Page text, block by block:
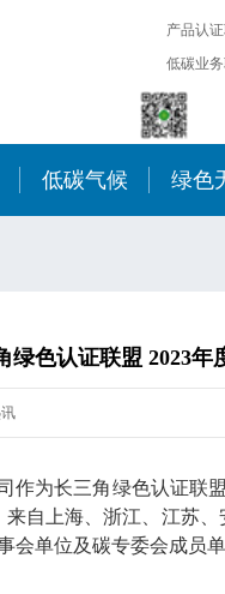
产品认
低碳业务
低碳气候 绿色
绿色认证联盟 2023
作为长三角绿色认证联
自上海、浙江、江苏
会单位及碳专委会成员